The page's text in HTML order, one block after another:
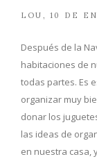
LOU 10 DE
Después de la
habitaciones de
todas partes. Es
organizar muy
donar los
las ideas de
en nuestra casa,